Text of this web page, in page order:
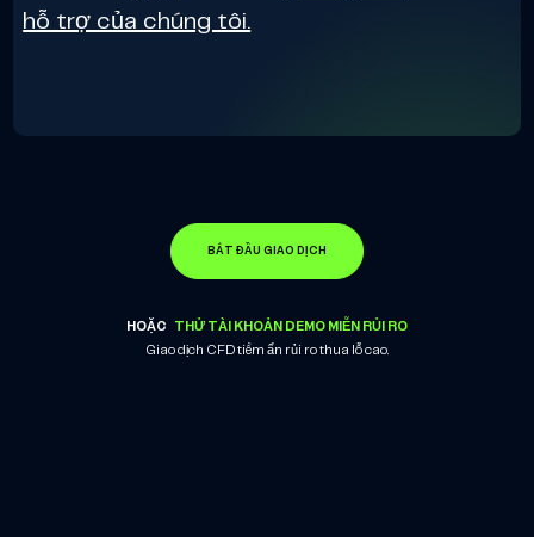
hỗ trợ của chúng tôi.
BẮT ĐẦU GIAO DỊCH
HOẶC THỬ TÀI KHOẢN DEMO MIỄN RỦI RO
Giao dịch CFD tiềm ẩn rủi ro thua lỗ cao.